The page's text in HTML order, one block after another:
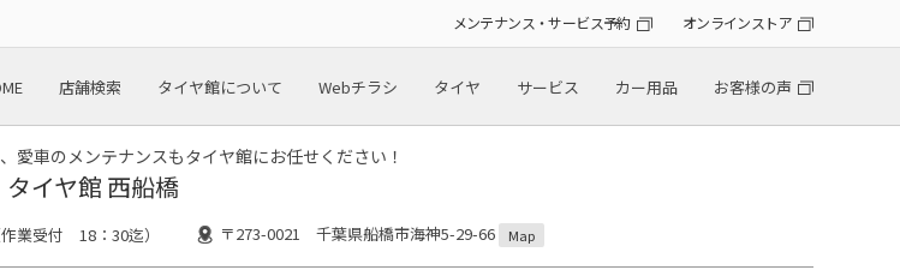
メンテナンス・サービス予約 オンラインストア
店舗検索 タイヤ館について Webチラシ タイヤ サービス カー用品 お客様の声
愛車のメンテナンスもタイヤ館にお任せください！
タイヤ館 西船橋
業受付 18：30迄） 〒273-0021 千葉県船橋市海神5-29-66 Map